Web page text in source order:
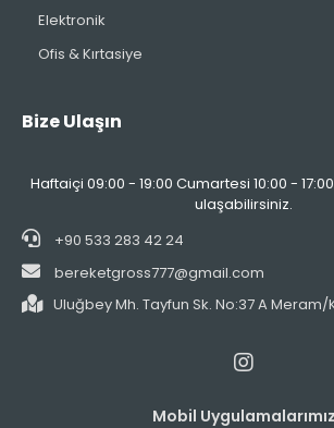
Elektronik
Ofis & Kırtasiye
Bize Ulaşın
Haftaiçi 09:00 - 19:00 Cumartesi 10:00 -
ulaşabilirsiniz.
+90 533 283 42 24
bereketgross777@gmail.com
Uluğbey Mh. Tayfun Sk. No:37 A Meram/
Mobil Uygulamalarımız